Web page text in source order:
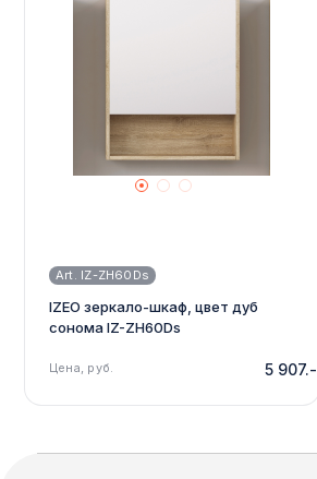
Art. IZ-ZH60Ds
IZEO зеркало-шкаф, цвет дуб
сонома IZ-ZH60Ds
Цена, руб. 5 907.-